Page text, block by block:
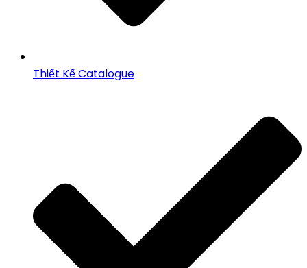
Thiết Kế Catalogue